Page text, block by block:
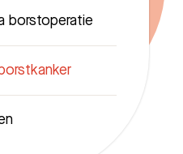
borstoperatie